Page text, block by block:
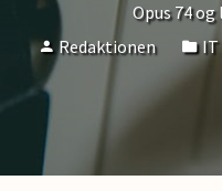
Opus 74
Redaktionen
IT